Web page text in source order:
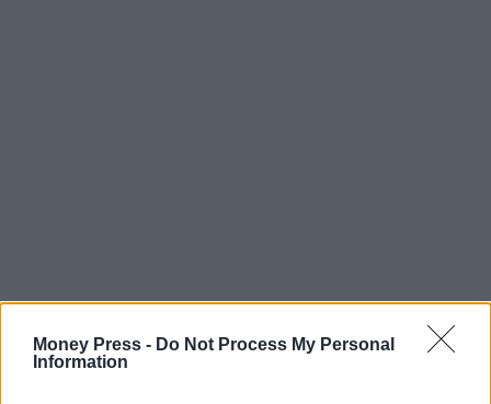
Money Press - Do Not Process My Personal
Information